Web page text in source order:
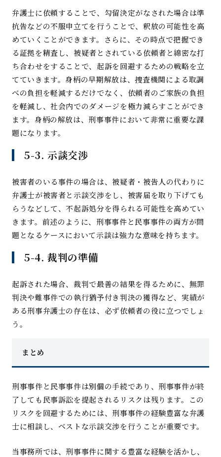
弁護士に依頼することで、勾留決定がなされた場合は準
抗告などの不服申立てを行うことで、釈放の可能性を高
めていくことができます。さらに、その時点で把握でき
る証拠を精査し、被疑者とされている依頼者と綿密な打
ち合わせをすることで、起訴を回避するための戦略を立
てていきます。身柄の早期解放は、捜査機関による取調
べの負担を軽減するだけでなく、依頼者のご家族の負担
を軽減し、社会内でのダメージを極力減らすことができ
ます。 身柄の解放は、刑事事件において非常に重要な課
題になります。
5-3.示談交渉
被害者のいる事件の場合は、被疑者・被告人の代わりに
弁護士が被害者と示談交渉をし、被害届を取り下げても
らうなどして、不起訴処分を得られる可能性を高めてい
きます。前述のように、刑事事件と民事事件の両方が問
題となるケースにおいて示談は強力な意味を持ちます。
5-4.裁判の準備
起訴された場合、裁判で最善の結果を得るために、無罪
判決や難事件での執行猶予付き判決の獲得など、実績が
ある刑事弁護士の存在は、必ず依頼者の役に立つでしょ
う。
まとめ
刑事事件と民事事件は別個の手続であり、刑事事件が終
了しても民事訴訟を提起されるリスクは残ります。この
リスクを回避するためには、刑事事件の経験豊富な弁護
士に相談し、ベストな示談交渉を行うことが重要です。
当事務所では、刑事事件に関する豊富な経験を活かし、